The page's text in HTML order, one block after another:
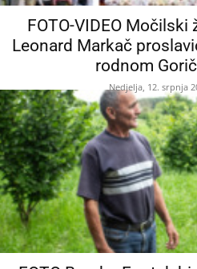
FOTO-VIDEO Močilski
Leonard Markač
rodnom
Nedjelja, 12. srpnja